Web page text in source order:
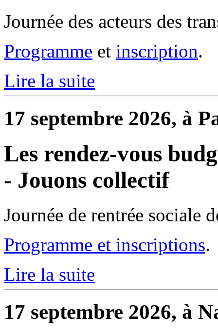
Journée des acteurs des
Programme et inscription.
Lire la suite
17 septembre 2026, à
Les rendez-vous
- Jouons collectif
Journée de rentrée sociale
Programme et inscriptions.
Lire la suite
17 septembre 2026, à